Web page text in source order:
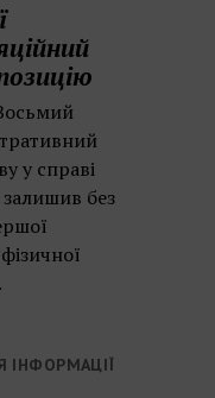
у справі
без